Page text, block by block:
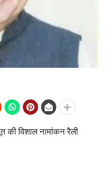
की विशाल नामांकन रैली